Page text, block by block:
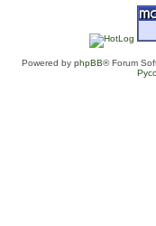
Powered by phpBB® Forum